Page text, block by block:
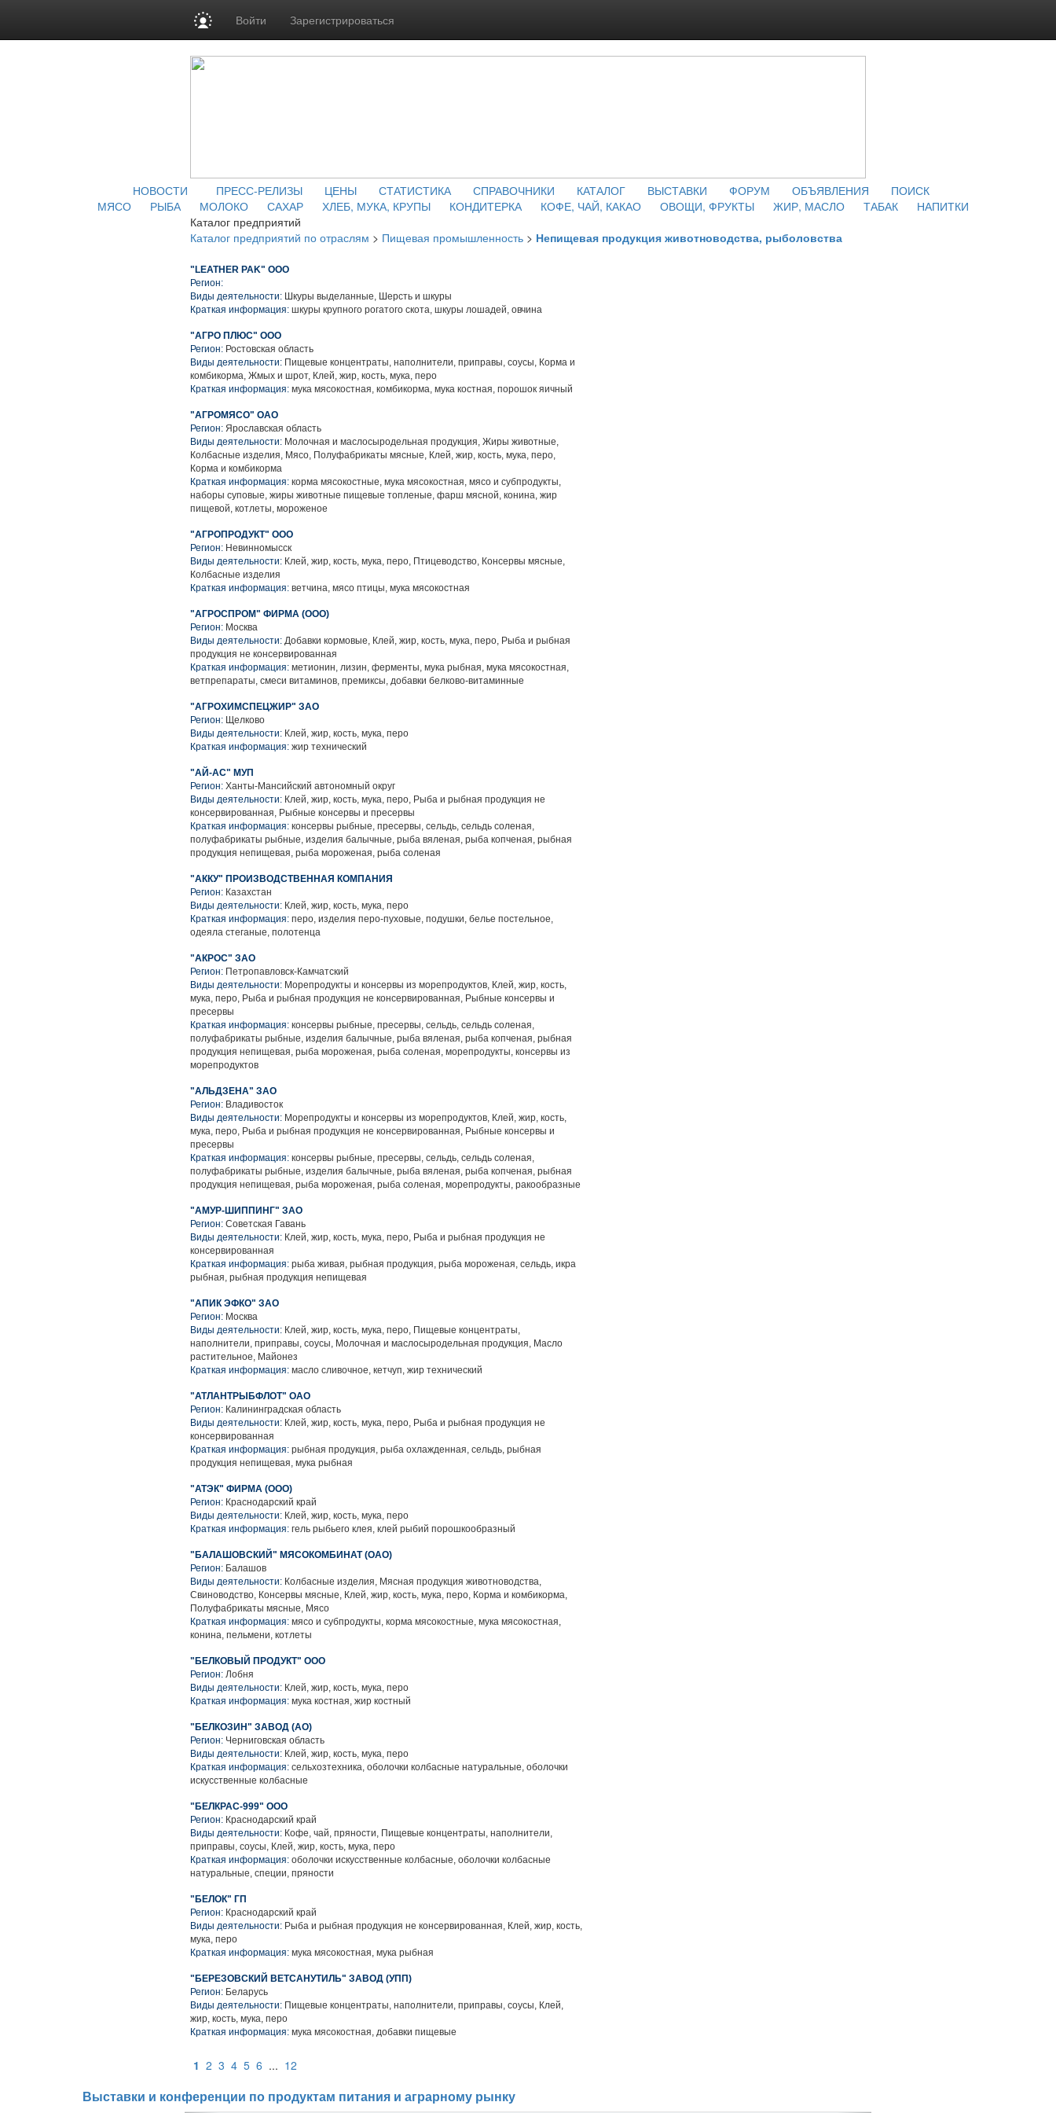
Войти Зарегистрироваться
НОВОСТИ ПРЕСС-РЕЛИЗЫ ЦЕНЫ СТАТИСТИКА СПРАВОЧНИКИ КАТАЛОГ ВЫСТАВКИ ФОРУМ ОБЪЯВЛЕНИЯ
ПОИСК
МЯСО
РЫБА МОЛОКО САХАР ХЛЕБ, МУКА, КРУПЫ КОНДИТЕРКА КОФЕ, ЧАЙ, КАКАО ОВОЩИ, ФРУКТЫ ЖИР, МАСЛО ТАБАК
НАПИТКИ
Каталог предприятий
Каталог предприятий по отраслям > Пищевая промышленность > Непищевая продукция животноводства, рыболовства
"LEATHER PAK" ООО
Регион:
Виды деятельности: Шкуры выделанные, Шерсть и шкуры
Краткая информация: шкуры крупного рогатого скота, шкуры лошадей, овчина
"АГРО ПЛЮС" ООО
Регион: Ростовская область
Виды деятельности: Пищевые концентраты, наполнители, приправы, соусы, Корма и
комбикорма, Жмых и шрот, Клей, жир, кость, мука, перо
Краткая информация: мука мясокостная, комбикорма, мука костная, порошок яичный
"АГРОМЯСО" ОАО
Регион: Ярославская область
Виды деятельности: Молочная и маслосыродельная продукция, Жиры животные,
Колбасные изделия, Мясо, Полуфабрикаты мясные, Клей, жир, кость, мука, перо,
Корма и комбикорма
Краткая информация: корма мясокостные, мука мясокостная, мясо и субпродукты,
наборы суповые, жиры животные пищевые топленые, фарш мясной, конина, жир
пищевой, котлеты, мороженое
"АГРОПРОДУКТ" ООО
Регион: Невинномысск
Виды деятельности: Клей, жир, кость, мука, перо, Птицеводство, Консервы мясные,
Колбасные изделия
Краткая информация: ветчина, мясо птицы, мука мясокостная
"АГРОСПРОМ" ФИРМА (ООО)
Регион: Москва
Виды деятельности: Добавки кормовые, Клей, жир, кость, мука, перо, Рыба и рыбная
продукция не консервированная
Краткая информация: метионин, лизин, ферменты, мука рыбная, мука мясокостная,
ветпрепараты, смеси витаминов, премиксы, добавки белково-витаминные
"АГРОХИМСПЕЦЖИР" ЗАО
Регион: Щелково
Виды деятельности: Клей, жир, кость, мука, перо
Краткая информация: жир технический
"АЙ-АС" МУП
Регион: Ханты-Мансийский автономный округ
Виды деятельности: Клей, жир, кость, мука, перо, Рыба и рыбная продукция не
консервированная, Рыбные консервы и пресервы
Краткая информация: консервы рыбные, пресервы, сельдь, сельдь соленая,
полуфабрикаты рыбные, изделия балычные, рыба вяленая, рыба копченая, рыбная
продукция непищевая, рыба мороженая, рыба соленая
"АККУ" ПРОИЗВОДСТВЕННАЯ КОМПАНИЯ
Регион: Казахстан
Виды деятельности: Клей, жир, кость, мука, перо
Краткая информация: перо, изделия перо-пуховые, подушки, белье постельное,
одеяла стеганые, полотенца
"АКРОС" ЗАО
Регион: Петропавловск-Камчатский
Виды деятельности: Морепродукты и консервы из морепродуктов, Клей, жир, кость,
мука, перо, Рыба и рыбная продукция не консервированная, Рыбные консервы и
пресервы
Краткая информация: консервы рыбные, пресервы, сельдь, сельдь соленая,
полуфабрикаты рыбные, изделия балычные, рыба вяленая, рыба копченая, рыбная
продукция непищевая, рыба мороженая, рыба соленая, морепродукты, консервы из
морепродуктов
"АЛЬДЗЕНА" ЗАО
Регион: Владивосток
Виды деятельности: Морепродукты и консервы из морепродуктов, Клей, жир, кость,
мука, перо, Рыба и рыбная продукция не консервированная, Рыбные консервы и
пресервы
Краткая информация: консервы рыбные, пресервы, сельдь, сельдь соленая,
полуфабрикаты рыбные, изделия балычные, рыба вяленая, рыба копченая, рыбная
продукция непищевая, рыба мороженая, рыба соленая, морепродукты, ракообразные
"АМУР-ШИППИНГ" ЗАО
Регион: Советская Гавань
Виды деятельности: Клей, жир, кость, мука, перо, Рыба и рыбная продукция не
консервированная
Краткая информация: рыба живая, рыбная продукция, рыба мороженая, сельдь, икра
рыбная, рыбная продукция непищевая
"АПИК ЭФКО" ЗАО
Регион: Москва
Виды деятельности: Клей, жир, кость, мука, перо, Пищевые концентраты,
наполнители, приправы, соусы, Молочная и маслосыродельная продукция, Масло
растительное, Майонез
Краткая информация: масло сливочное, кетчуп, жир технический
"АТЛАНТРЫБФЛОТ" ОАО
Регион: Калининградская область
Виды деятельности: Клей, жир, кость, мука, перо, Рыба и рыбная продукция не
консервированная
Краткая информация: рыбная продукция, рыба охлажденная, сельдь, рыбная
продукция непищевая, мука рыбная
"АТЭК" ФИРМА (ООО)
Регион: Краснодарский край
Виды деятельности: Клей, жир, кость, мука, перо
Краткая информация: гель рыбьего клея, клей рыбий порошкообразный
"БАЛАШОВСКИЙ" МЯСОКОМБИНАТ (ОАО)
Регион: Балашов
Виды деятельности: Колбасные изделия, Мясная продукция животноводства,
Свиноводство, Консервы мясные, Клей, жир, кость, мука, перо, Корма и комбикорма,
Полуфабрикаты мясные, Мясо
Краткая информация: мясо и субпродукты, корма мясокостные, мука мясокостная,
конина, пельмени, котлеты
"БЕЛКОВЫЙ ПРОДУКТ" ООО
Регион: Лобня
Виды деятельности: Клей, жир, кость, мука, перо
Краткая информация: мука костная, жир костный
"БЕЛКОЗИН" ЗАВОД (АО)
Регион: Черниговская область
Виды деятельности: Клей, жир, кость, мука, перо
Краткая информация: сельхозтехника, оболочки колбасные натуральные, оболочки
искусственные колбасные
"БЕЛКРАС-999" ООО
Регион: Краснодарский край
Виды деятельности: Кофе, чай, пряности, Пищевые концентраты, наполнители,
приправы, соусы, Клей, жир, кость, мука, перо
Краткая информация: оболочки искусственные колбасные, оболочки колбасные
натуральные, специи, пряности
"БЕЛОК" ГП
Регион: Краснодарский край
Виды деятельности: Рыба и рыбная продукция не консервированная, Клей, жир, кость,
мука, перо
Краткая информация: мука мясокостная, мука рыбная
"БЕРЕЗОВСКИЙ ВЕТСАНУТИЛЬ" ЗАВОД (УПП)
Регион: Беларусь
Виды деятельности: Пищевые концентраты, наполнители, приправы, соусы, Клей,
жир, кость, мука, перо
Краткая информация: мука мясокостная, добавки пищевые
1 2 3 4 5 6 ... 12
Выставки и конференции по продуктам питания и аграрному рынку